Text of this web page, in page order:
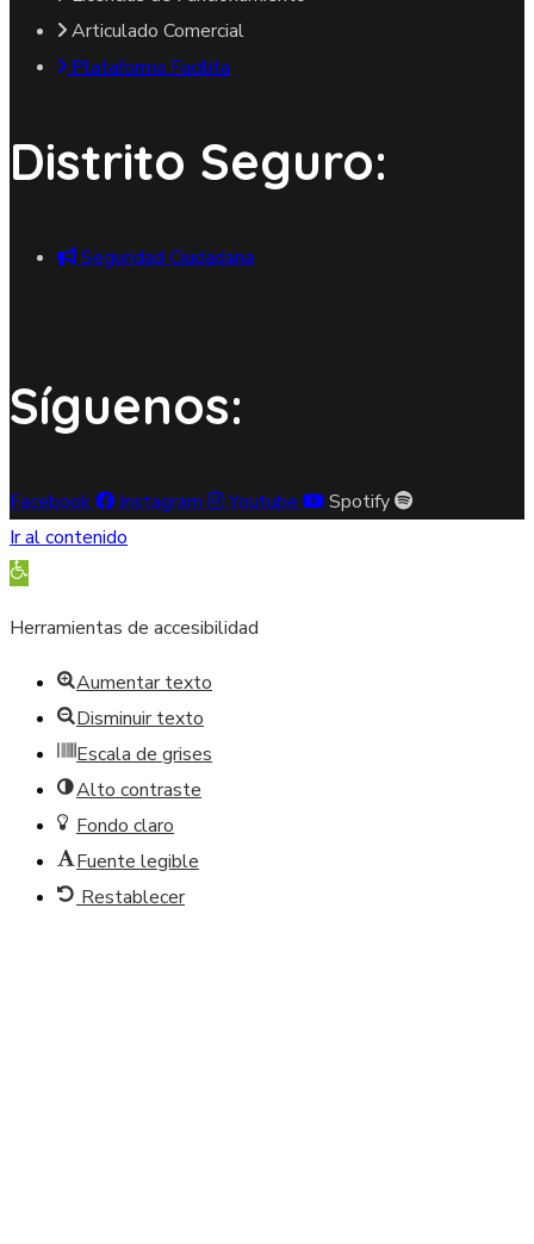
Articulado Comercial
Plataforma Facilita
Distrito Seguro:
Seguridad Ciudadana
Síguenos:
Facebook Instagram Youtube
Spotify
Ir al contenido
Abrir barra de herramientas
Herramientas de accesibilidad
Aumentar texto
Disminuir texto
Escala de grises
Alto contraste
Fondo claro
Fuente legible
Restablecer